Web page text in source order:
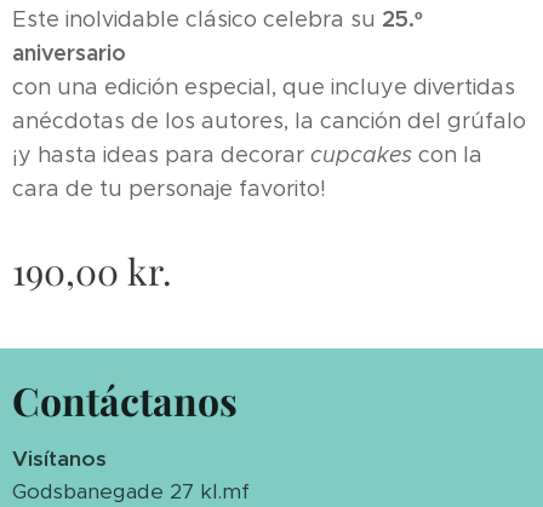
Este inolvidable clásico celebra su 25.º
aniversario
con una edición especial, que incluye divertidas
anécdotas de los autores, la canción del grúfalo
¡y hasta ideas para decorar cupcakes con la
cara de tu personaje favorito!
190,00 kr.
Contáctanos
Visítanos
Godsbanegade 27 kl.mf